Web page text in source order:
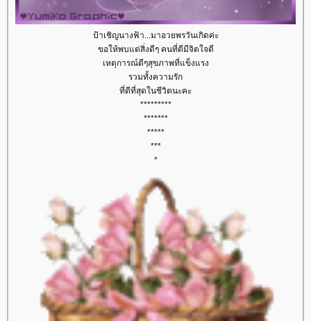
ป้าเชิญนางฟ้า...มาอวยพรวันเกิดค่ะ
ขอให้พบแต่สิ่งดีๆ คนที่ดีมีจิตใจดี
เหตุการณ์ดีๆสุขภาพที่แข็งแรง
รวมทั้งความรัก
ที่ดีที่สุดในชีวิตนะคะ
*********
*******
*****
***
*